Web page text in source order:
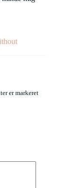
er markeret